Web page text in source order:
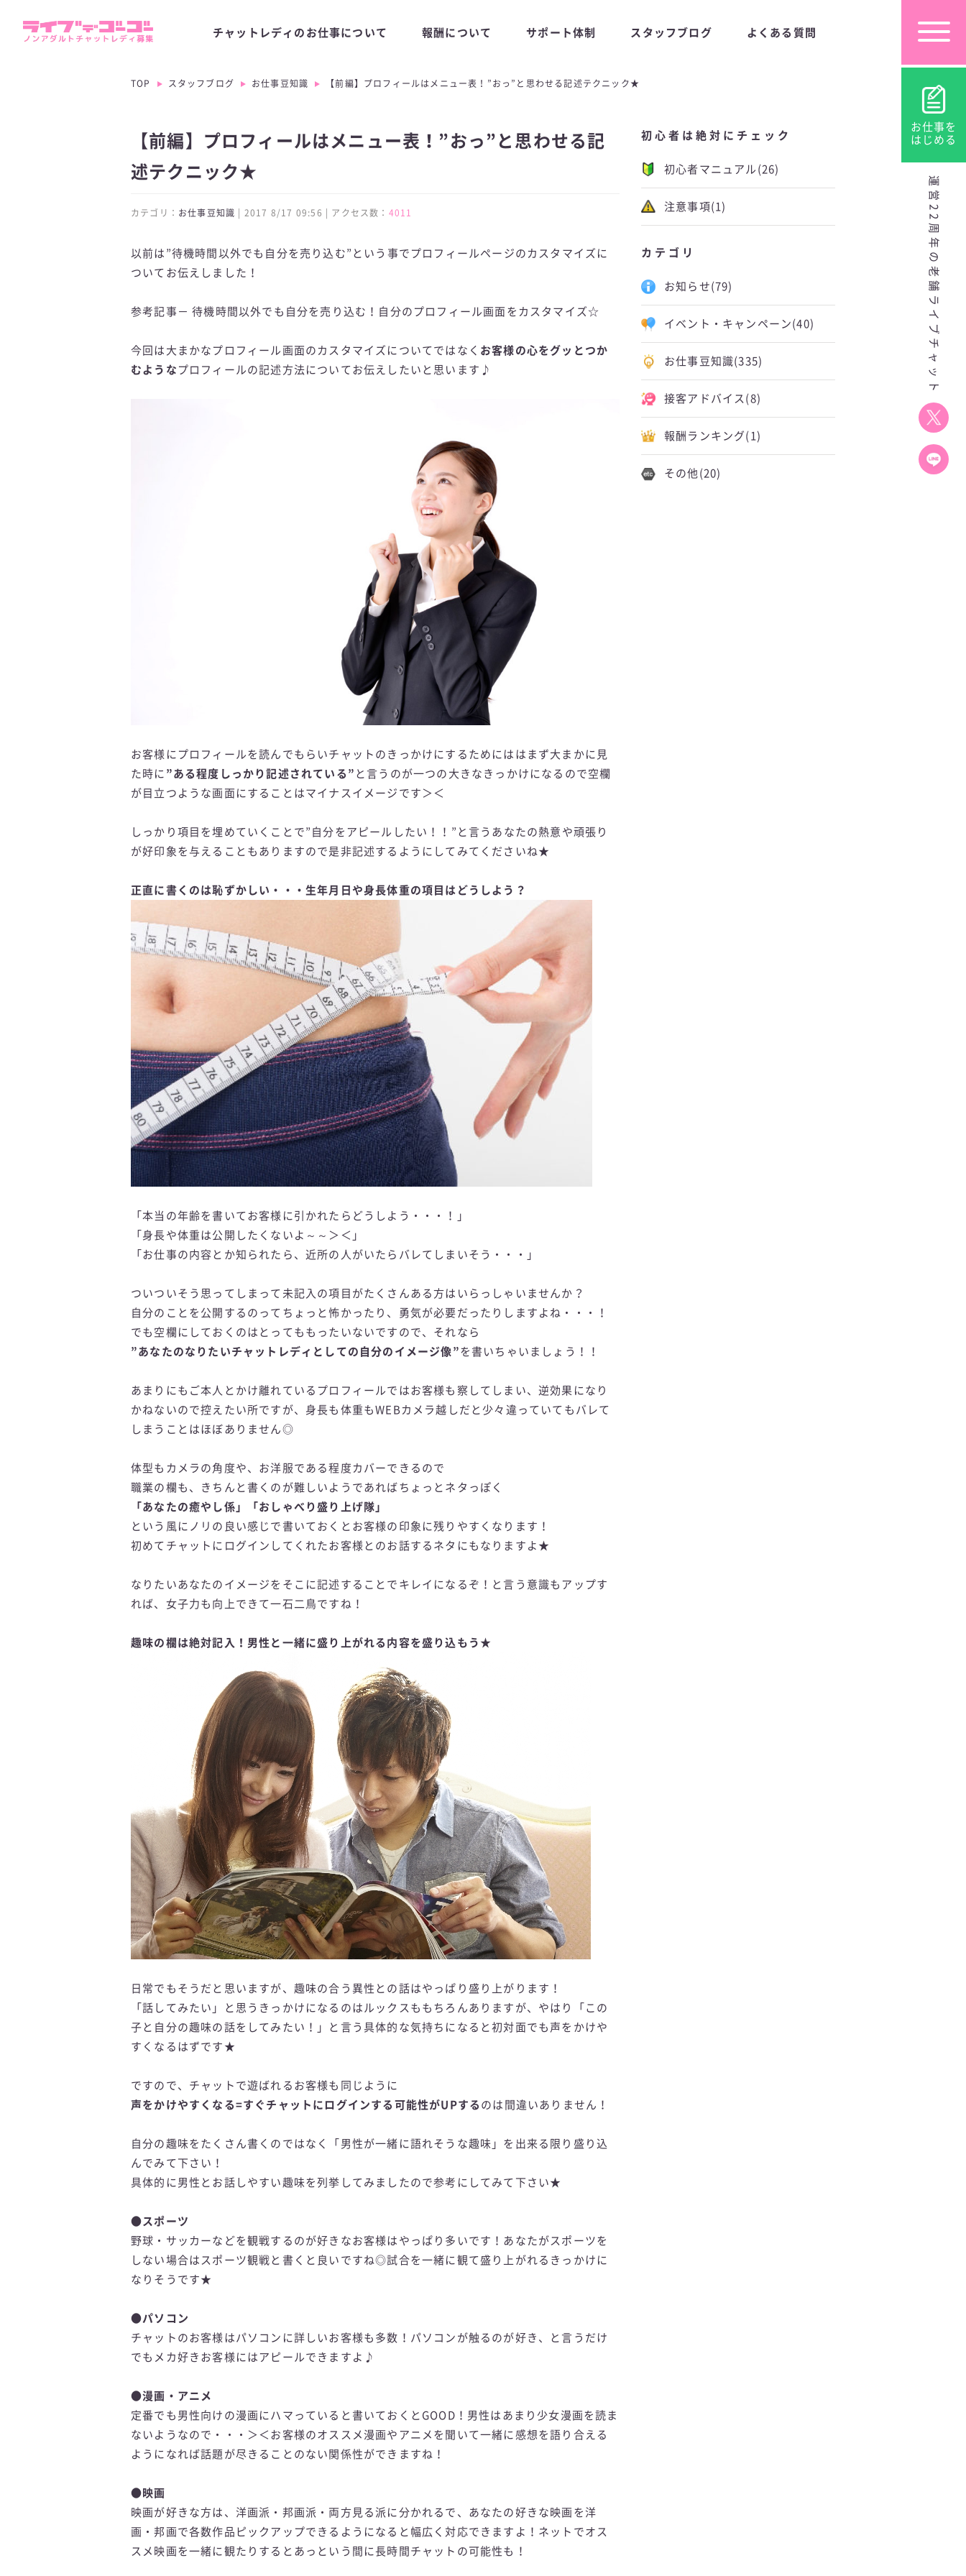
お仕事を
はじめる
運営22周年の老舗ライブチャット
チャットレディのお仕事について 報酬について サポート体制 スタッフブログ よくある質問
TOP スタッフブログ お仕事豆知識 【前編】プロフィールはメニュー表！”おっ”と思わせる記述テクニック★
【前編】プロフィールはメニュー表！”おっ”と思わせる記
述テクニック★
カテゴリ： お仕事豆知識 | 2017 8/17 09:56 | アクセス数： 4011
以前は”待機時間以外でも自分を売り込む”という事でプロフィールページのカスタマイズに
ついてお伝えしました！
参考記事－待機時間以外でも自分を売り込む！自分のプロフィール画面をカスタマイズ☆
今回は大まかなプロフィール画面のカスタマイズについてではなく お客様の心をグッとつか
むような プロフィールの記述方法についてお伝えしたいと思います♪
お客様にプロフィールを読んでもらいチャットのきっかけにするためにははまず大まかに見
た時に ”ある程度しっかり記述されている” と言うのが一つの大きなきっかけになるので空欄
が目立つような画面にすることはマイナスイメージです＞＜
しっかり項目を埋めていくことで”自分をアピールしたい！！”と言うあなたの熱意や頑張り
が好印象を与えることもありますので是非記述するようにしてみてくださいね★
正直に書くのは恥ずかしい・・・生年月日や身長体重の項目はどうしよう？
「本当の年齢を書いてお客様に引かれたらどうしよう・・・！」
「身長や体重は公開したくないよ～～＞＜」
「お仕事の内容とか知られたら、近所の人がいたらバレてしまいそう・・・」
ついついそう思ってしまって未記入の項目がたくさんある方はいらっしゃいませんか？
自分のことを公開するのってちょっと怖かったり、勇気が必要だったりしますよね・・・！
でも空欄にしておくのはとってももったいないですので、それなら
”あなたのなりたいチャットレディとしての自分のイメージ像” を書いちゃいましょう！！
あまりにもご本人とかけ離れているプロフィールではお客様も察してしまい、逆効果になり
かねないので控えたい所ですが、身長も体重もWEBカメラ越しだと少々違っていてもバレて
しまうことはほぼありません◎
体型もカメラの角度や、お洋服である程度カバーできるので
職業の欄も、きちんと書くのが難しいようであればちょっとネタっぽく
「あなたの癒やし係」「おしゃべり盛り上げ隊」
という風にノリの良い感じで書いておくとお客様の印象に残りやすくなります！
初めてチャットにログインしてくれたお客様とのお話するネタにもなりますよ★
なりたいあなたのイメージをそこに記述することでキレイになるぞ！と言う意識もアップす
れば、女子力も向上できて一石二鳥ですね！
趣味の欄は絶対記入！男性と一緒に盛り上がれる内容を盛り込もう★
日常でもそうだと思いますが、趣味の合う異性との話はやっぱり盛り上がります！
「話してみたい」と思うきっかけになるのはルックスももちろんありますが、やはり「この
子と自分の趣味の話をしてみたい！」と言う具体的な気持ちになると初対面でも声をかけや
すくなるはずです★
ですので、チャットで遊ばれるお客様も同じように
声をかけやすくなる=すぐチャットにログインする可能性がUPする のは間違いありません！
自分の趣味をたくさん書くのではなく「男性が一緒に語れそうな趣味」を出来る限り盛り込
んでみて下さい！
具体的に男性とお話しやすい趣味を列挙してみましたので参考にしてみて下さい★
●スポーツ
野球・サッカーなどを観戦するのが好きなお客様はやっぱり多いです！あなたがスポーツを
しない場合はスポーツ観戦と書くと良いですね◎試合を一緒に観て盛り上がれるきっかけに
なりそうです★
●パソコン
チャットのお客様はパソコンに詳しいお客様も多数！パソコンが触るのが好き、と言うだけ
でもメカ好きお客様にはアピールできますよ♪
●漫画・アニメ
定番でも男性向けの漫画にハマっていると書いておくとGOOD！男性はあまり少女漫画を読ま
ないようなので・・・＞＜お客様のオススメ漫画やアニメを聞いて一緒に感想を語り合える
ようになれば話題が尽きることのない関係性ができますね！
●映画
映画が好きな方は、洋画派・邦画派・両方見る派に分かれるで、あなたの好きな映画を洋
画・邦画で各数作品ピックアップできるようになると幅広く対応できますよ！ネットでオス
スメ映画を一緒に観たりするとあっという間に長時間チャットの可能性も！
初心者は絶対にチェック
初心者マニュアル (26)
注意事項 (1)
カテゴリ
お知らせ (79)
イベント・キャンペーン (40)
お仕事豆知識(335)
接客アドバイス (8)
報酬ランキング (1)
その他 (20)